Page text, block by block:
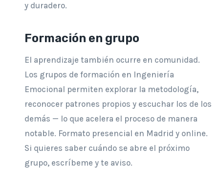
y duradero.
Formación en grupo
El aprendizaje también ocurre en comunidad.
Los grupos de formación en Ingeniería
Emocional permiten explorar la metodología,
reconocer patrones propios y escuchar los de los
demás — lo que acelera el proceso de manera
notable. Formato presencial en Madrid y online.
Si quieres saber cuándo se abre el próximo
grupo, escríbeme y te aviso.